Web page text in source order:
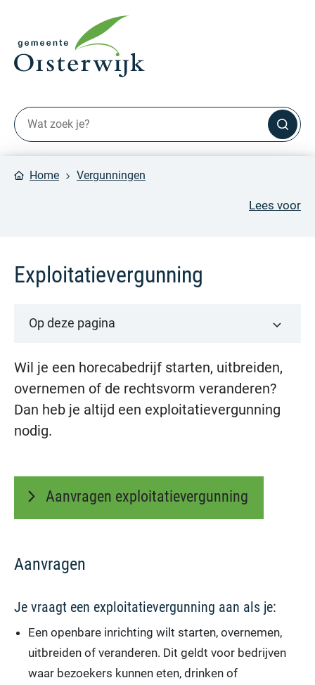
Home Vergunningen
Lees voor
Exploitatievergunning
Wil je een horecabedrijf starten, uitbreiden,
overnemen of de rechtsvorm veranderen?
Dan heb je altijd een exploitatievergunning
nodig.
Aanvragen exploitatievergunning
Aanvragen
Je vraagt een exploitatievergunning aan als je:
Een openbare inrichting wilt starten, overnemen,
uitbreiden of veranderen. Dit geldt voor bedrijven
waar bezoekers kunnen eten, drinken of
Op deze pagina